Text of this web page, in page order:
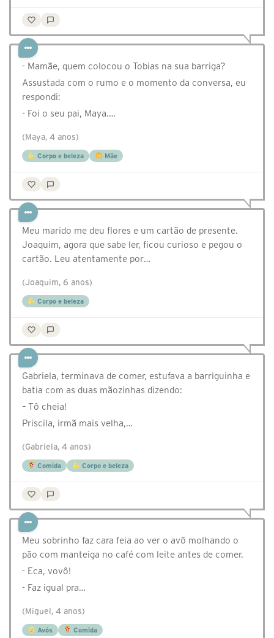
- Mamãe, quem colocou o Tobias na sua barriga?
Assustada com o rumo e o momento da conversa, eu
respondi:
- Foi o seu pai, Maya.…
(Maya, 4 anos)
Corpo e beleza Mãe
Meu marido me deu flores e um cartão de presente.
Joaquim, agora que sabe ler, ficou curioso e pegou o
cartão. Leu atentamente por…
(Joaquim, 6 anos)
Corpo e beleza
Gabriela, terminava de comer, estufava a barriguinha e
batia com as duas mãozinhas dizendo:
– Tô cheia!
Priscila, irmã mais velha,…
(Gabriela, 4 anos)
Comida Corpo e beleza
Meu sobrinho faz cara feia ao ver o avõ molhando o
pão com manteiga no café com leite antes de comer.
- Eca, vovô!
- Faz igual pra…
(Miguel, 4 anos)
Avós Comida